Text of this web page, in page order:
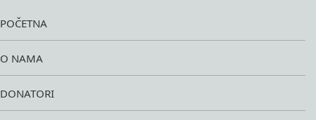
POČETNA
O NAMA
DONATORI